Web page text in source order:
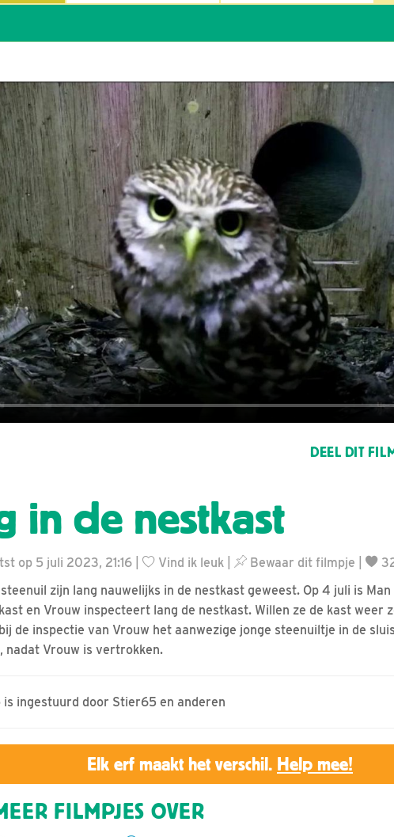
DEEL DIT
in de nestkast
op 5 juli 2023, 21:16 | Vind ik leuk Bewaar dit filmpje
zijn lang nauwelijks in de nestkast geweest. Op 4 juli is
en Vrouw inspecteert lang de nestkast. Willen ze de kast weer
de inspectie van Vrouw het aanwezige jonge steenuiltje in de
nadat Vrouw is vertrokken.
is ingestuurd door Stier65 en anderen
Elk erf maakt het verschil. Help mee!
FILMPJES OVER